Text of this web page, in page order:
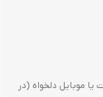
موبایل دلخواه (در